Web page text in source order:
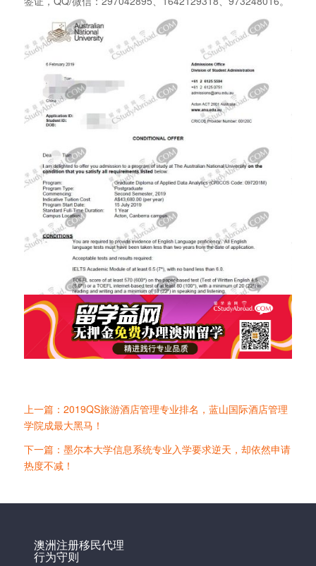
上一篇：2019QS旅游酒店管理专业排名，蓝山国际酒店管理
学院成最大黑马！
下一篇：墨尔本大学信息系统专业入学要求逆天，却依然申请
热度不减！
澳洲注册移民代理
行为守则